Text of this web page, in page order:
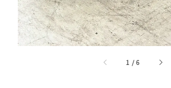
1 /6